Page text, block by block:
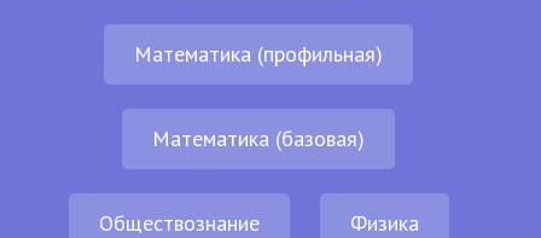
Математика (профильная)
Математика (базовая)
Обществознание Физика